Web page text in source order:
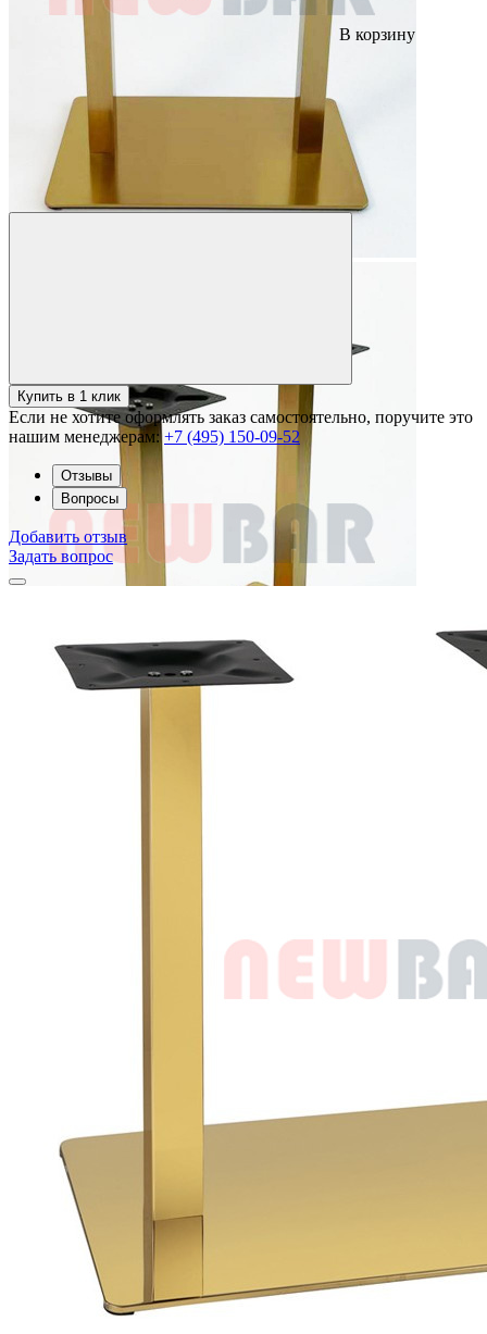
В корзину
Купить в 1 клик
Если не хотите оформлять заказ самостоятельно, поручите это
нашим менеджерам:+7 (495) 150-09-52
Отзывы
Вопросы
Добавить отзыв
Задать вопрос